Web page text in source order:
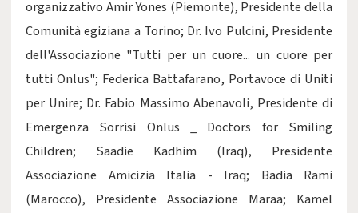
organizzativo Amir Yones (Piemonte), Presidente della
Comunità egiziana a Torino; Dr. Ivo Pulcini, Presidente
dell'Associazione "Tutti per un cuore... un cuore per
tutti Onlus"; Federica Battafarano, Portavoce di Uniti
per Unire; Dr. Fabio Massimo Abenavoli, Presidente di
Emergenza Sorrisi Onlus _ Doctors for Smiling
Children; Saadie Kadhim (Iraq), Presidente
Associazione Amicizia Italia - Iraq; Badia Rami
(Marocco), Presidente Associazione Maraa; Kamel